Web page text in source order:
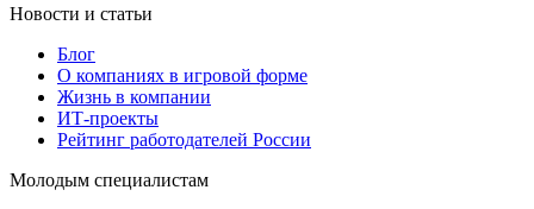
Новости и статьи
Блог
О компаниях в игровой форме
Жизнь в компании
ИТ-проекты
Рейтинг работодателей России
Молодым специалистам